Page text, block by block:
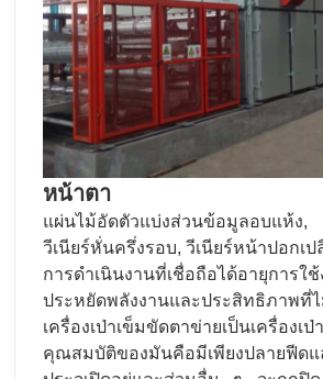
หน้าตา
แผ่นไม้อัดตัวแบ่งส่วนข้อมูลอบแห้ง,
วีเนียร์หั่นครึ่งรอบ, วีเนียร์หน้าปอกเ
การดําเนินงานที่เชื่อถือได้อายุการใ
ประหยัดพลังงานและประสิทธิภาพที่
เครื่องเป่าเข็มขัดตาข่ายเป็นเครื่องเ
คุณสมบัติของมันคือมีเพียงปลายฟีดแ